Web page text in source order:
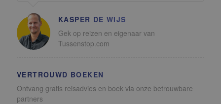
KASPER DE WIJS
Gek op reizen en eigenaar van
Tussenstop.com
VERTROUWD BOEKEN
Ontvang gratis reisadvies en boek via onze betrouwbare
partners